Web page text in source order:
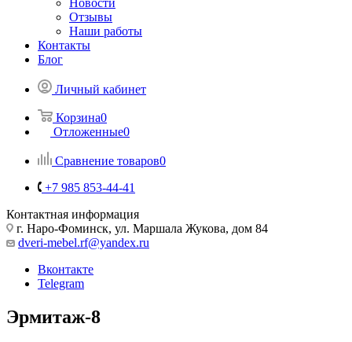
Новости
Отзывы
Наши работы
Контакты
Блог
Личный кабинет
Корзина0
Отложенные0
Сравнение товаров0
+7 985 853-44-41
Контактная информация
г. Наро-Фоминск, ул. Маршала Жукова, дом 84
dveri-mebel.rf@yandex.ru
Вконтакте
Telegram
Эрмитаж-8